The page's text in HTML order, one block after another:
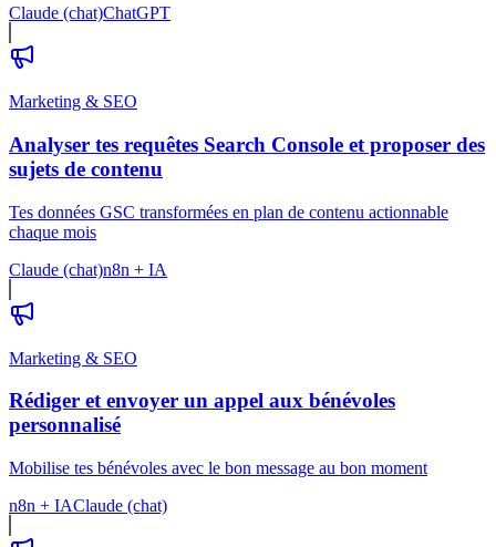
Claude (chat)ChatGPT
Marketing & SEO
Analyser tes requêtes Search Console et proposer des
sujets de contenu
Tes données GSC transformées en plan de contenu actionnable
chaque mois
Claude (chat)n8n + IA
Marketing & SEO
Rédiger et envoyer un appel aux bénévoles
personnalisé
Mobilise tes bénévoles avec le bon message au bon moment
n8n + IAClaude (chat)